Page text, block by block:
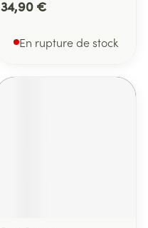
34,90 €
En rupture de stock